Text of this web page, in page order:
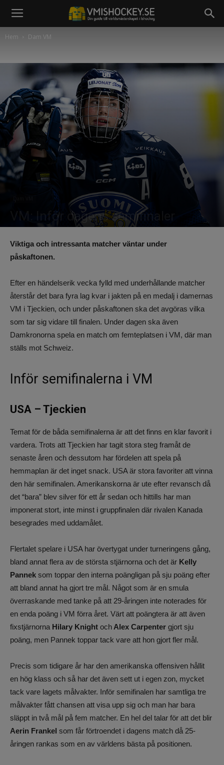
Hem Dam VM
VM: Inför dagens semifinaler
Viktiga och intressanta matcher väntar under
påskaftonen.
Efter en händelserik vecka fylld med underhållande matcher
återstår det bara fyra lag kvar i jakten på en medalj i damernas
VM i Tjeckien, och under påskaftonen ska det avgöras vilka
som tar sig vidare till finalen. Under dagen ska även
Damkronorna spela en match om femteplatsen i VM, där man
ställs mot Schweiz.
Inför semifinalerna i VM
USA – Tjeckien
Temat för de båda semifinalerna är att det finns en klar favorit i
vardera. Trots att Tjeckien har tagit stora steg framåt de
senaste åren och dessutom har fördelen att spela på
hemmaplan är det inget snack. USA är stora favoriter att vinna
den här semifinalen. Amerikanskorna är ute efter revansch då
det “bara” blev silver för ett år sedan och hittills har man
imponerat stort, inte minst i gruppfinalen där rivalen Kanada
besegrades med uddamålet.
Flertalet spelare i USA har övertygat under turneringens gång,
bland annat flera av de största stjärnorna och det är Kelly
Pannek som toppar den interna poängligan på sju poäng efter
att bland annat ha gjort tre mål. Något som är en smula
överraskande med tanke på att 29-åringen inte noterades för
en enda poäng i VM förra året. Värt att poängtera är att även
fixstjärnorna Hilary Knight och Alex Carpenter gjort sju
poäng, men Pannek toppar tack vare att hon gjort fler mål.
Precis som tidigare år har den amerikanska offensiven hållit
en hög klass och så har det även sett ut i egen zon, mycket
tack vare lagets målvakter. Inför semifinalen har samtliga tre
målvakter fått chansen att visa upp sig och man har bara
släppt in två mål på fem matcher. En hel del talar för att det blir
Aerin Frankel som får förtroendet i dagens match då 25-
åringen rankas som en av världens bästa på positionen.